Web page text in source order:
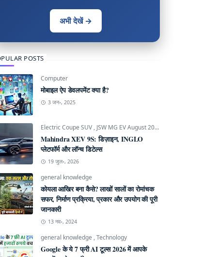
अभी देखें →
POSTS
Computer
मोबाइल ऐप डेवलपमेंट क्या है?
3 जन॰, 2025
Electric Coupe SUV , JSW MG EV August 2026
Mahindra XEV 9S: डिज़ाइन, INGLO
प्लेटफॉर्म और लॉन्च डिटेल्स
19 जुल॰, 2026
general knowledge
कोयला आखिर बना कैसे? लाखों सालों का रोमांचक
सफर, निर्माण प्रक्रिया, प्रकार और उपयोग की पूरी
जानकारी
13 नव॰, 2024
general knowledge ,Technology
Google के ये 7 फ्री AI टूल्स 2026 में आपके